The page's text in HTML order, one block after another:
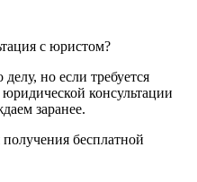
с юристом?
но если требуется
консультации
заранее.
бесплатной